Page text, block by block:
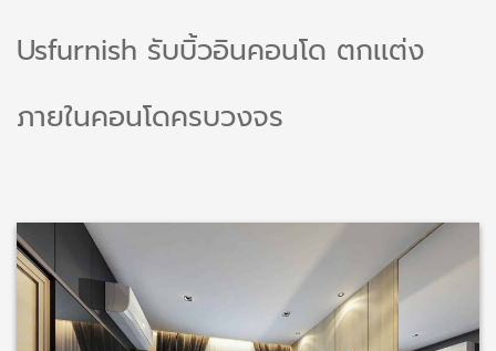
Usfurnish รับบิ้วอินคอนโด ตกเเต่ง
ภายในคอนโดครบวงจร